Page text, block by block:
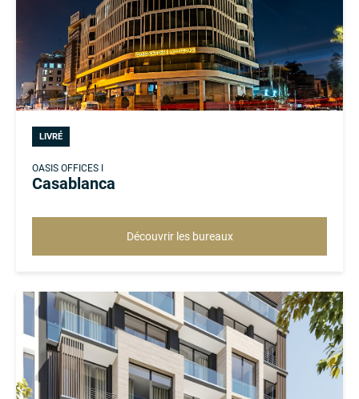
LIVRÉ
OASIS OFFICES I
Casablanca
Découvrir les bureaux